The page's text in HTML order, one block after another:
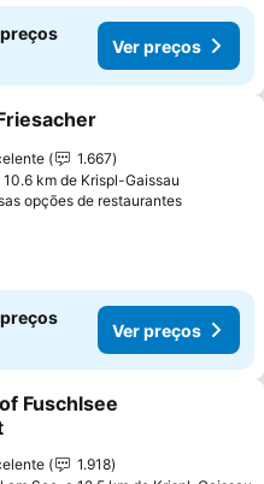
Ver preços
aos favoritos
1.667
10.6 km de Krispl-Gaissau
opções de restaurantesVer
Ver preços
aos favoritos
Fuschlsee
1.918